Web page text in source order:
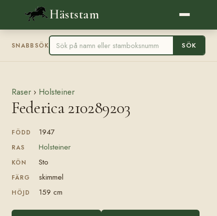
Häststam
SNABBSÖK SÖK
Raser › Holsteiner
Federica 210289203
FÖDD 1947
RAS Holsteiner
KÖN Sto
FÄRG skimmel
HÖJD 159 cm